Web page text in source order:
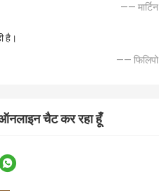
—— मार्टिन
है।
—— फिलिपो
चैट कर रहा हूँ